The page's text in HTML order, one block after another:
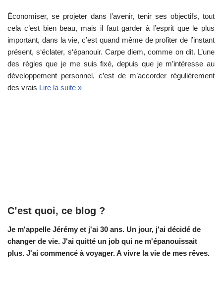
Économiser, se projeter dans l’avenir, tenir ses objectifs, tout
cela c’est bien beau, mais il faut garder à l’esprit que le plus
important, dans la vie, c’est quand même de profiter de l’instant
présent, s‘éclater, s‘épanouir. Carpe diem, comme on dit. L’une
des règles que je me suis fixé, depuis que je m’intéresse au
développement personnel, c’est de m’accorder régulièrement
des vrais Lire la suite »
C’est quoi, ce blog ?
Je m'appelle Jérémy et j'ai 30 ans. Un jour, j'ai décidé de
changer de vie. J'ai quitté un job qui ne m'épanouissait
plus. J'ai commencé à voyager. A vivre la vie de mes rêves.